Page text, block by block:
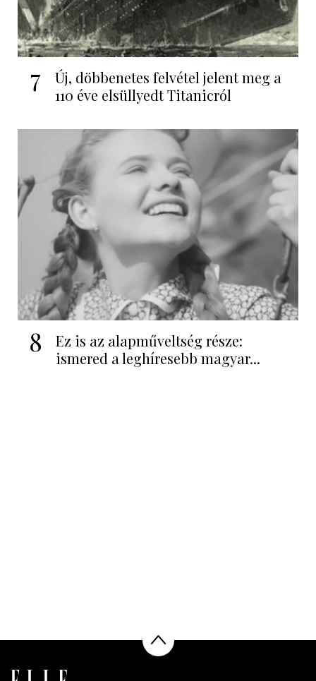
7
Új, döbbenetes felvétel jelent meg a
110 éve elsüllyedt Titanicról
8
Ez is az alapműveltség része:
ismered a leghíresebb magyar...